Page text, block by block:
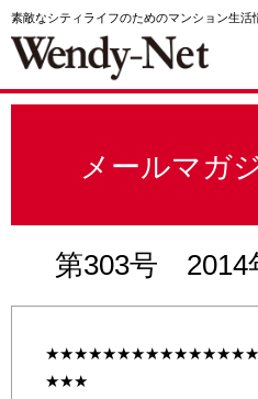
素敵なシティライフのためのマンション生活
メールマガ
第303号 2014
★★★